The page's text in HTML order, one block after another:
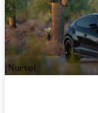
¡Nuevo!